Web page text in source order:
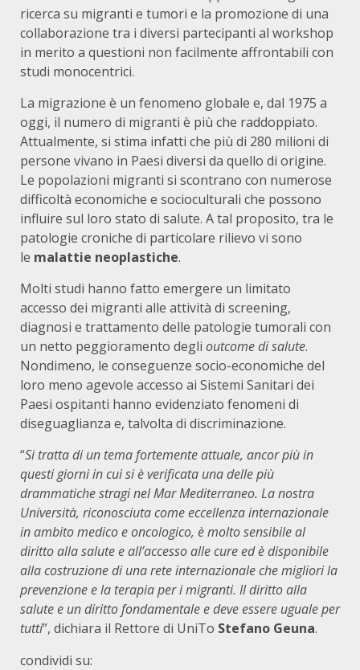
ricerca su migranti e tumori e la promozione di una
collaborazione tra i diversi partecipanti al workshop
in merito a questioni non facilmente affrontabili con
studi monocentrici.
La migrazione è un fenomeno globale e, dal 1975 a
oggi, il numero di migranti è più che raddoppiato.
Attualmente, si stima infatti che più di 280 milioni di
persone vivano in Paesi diversi da quello di origine.
Le popolazioni migranti si scontrano con numerose
difficoltà economiche e socioculturali che possono
influire sul loro stato di salute. A tal proposito, tra le
patologie croniche di particolare rilievo vi sono
le malattie neoplastiche.
Molti studi hanno fatto emergere un limitato
accesso dei migranti alle attività di screening,
diagnosi e trattamento delle patologie tumorali con
un netto peggioramento degli outcome di salute.
Nondimeno, le conseguenze socio-economiche del
loro meno agevole accesso ai Sistemi Sanitari dei
Paesi ospitanti hanno evidenziato fenomeni di
diseguaglianza e, talvolta di discriminazione.
“Si tratta di un tema fortemente attuale, ancor più in
questi giorni in cui si è verificata una delle più
drammatiche stragi nel Mar Mediterraneo. La nostra
Università, riconosciuta come eccellenza internazionale
in ambito medico e oncologico, è molto sensibile al
diritto alla salute e all’accesso alle cure ed è disponibile
alla costruzione di una rete internazionale che migliori la
prevenzione e la terapia per i migranti. Il diritto alla
salute e un diritto fondamentale e deve essere uguale per
tutti”, dichiara il Rettore di UniTo Stefano Geuna.
condividi su: